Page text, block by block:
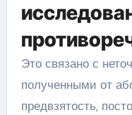
Это связано с
полученными от
предвзятость,